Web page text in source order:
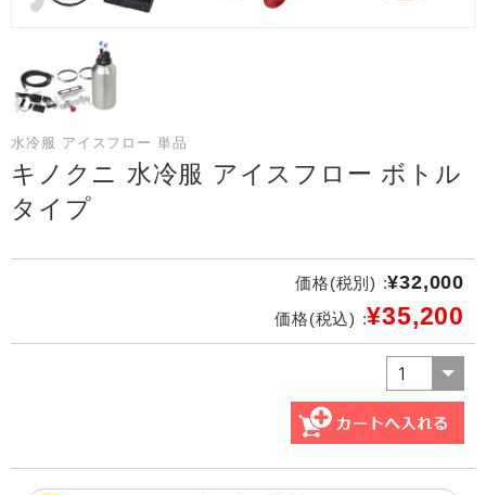
水冷服 アイスフロー 単品
キノクニ 水冷服 アイスフロー ボトル
タイプ
価格(税別) :¥32,000
価格(税込) :¥35,200